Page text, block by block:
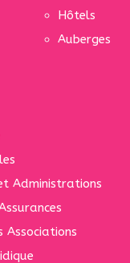
Hôtels
Auberges
Administrations
Associations